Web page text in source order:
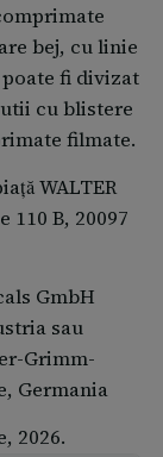
orice
puteţi
detalii sunt
a
din
1
la
bej, cu linie
fi divizat
cu blistere
filmate.
WALTER
110 B, 20097
GmbH
sau
Grimm-
Germania
2026.